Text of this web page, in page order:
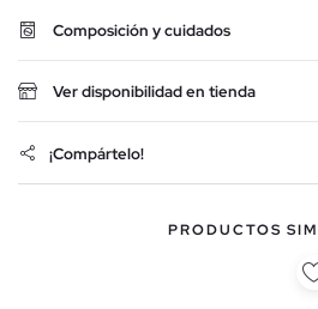
Composición y cuidados
Ver disponibilidad en tienda
¡Compártelo!
PRODUCTOS